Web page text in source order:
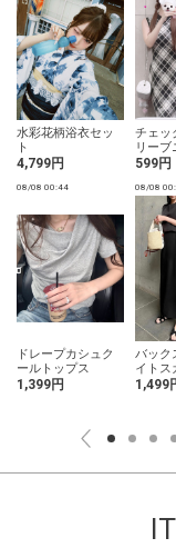
水彩花柄浴衣セッ
ト
4,799円
チェッ
リーブ
トロン
599円
08/08 00:44
ドレープカシュク
ールトップス
1,399円
08/08
バック
イトス
1,499